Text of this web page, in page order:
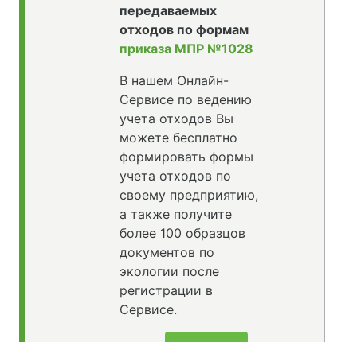
передаваемых
отходов по формам
приказа МПР №1028
В нашем Онлайн-
Сервисе по ведению
учета отходов Вы
можете бесплатно
формировать формы
учета отходов по
своему предприятию,
а также получите
более 100 образцов
документов по
экологии после
регистрации в
Сервисе.